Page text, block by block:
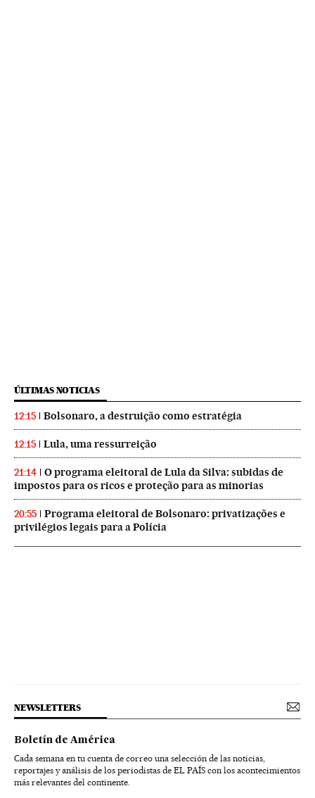
ÚLTIMAS NOTICIAS
12:15 Bolsonaro, a destruição como estratégia
12:15 Lula, uma ressurreição
21:14
O programa eleitoral de Lula da Silva: subidas de
impostos para os ricos e proteção para as minorias
20:55
Programa eleitoral de Bolsonaro: privatizações e
privilégios legais para a Polícia
NEWSLETTERS
Boletín de América
Cada semana en tu cuenta de correo una selección de las noticias,
reportajes y análisis de los periodistas de EL PAÍS con los acontecimientos
más relevantes del continente.